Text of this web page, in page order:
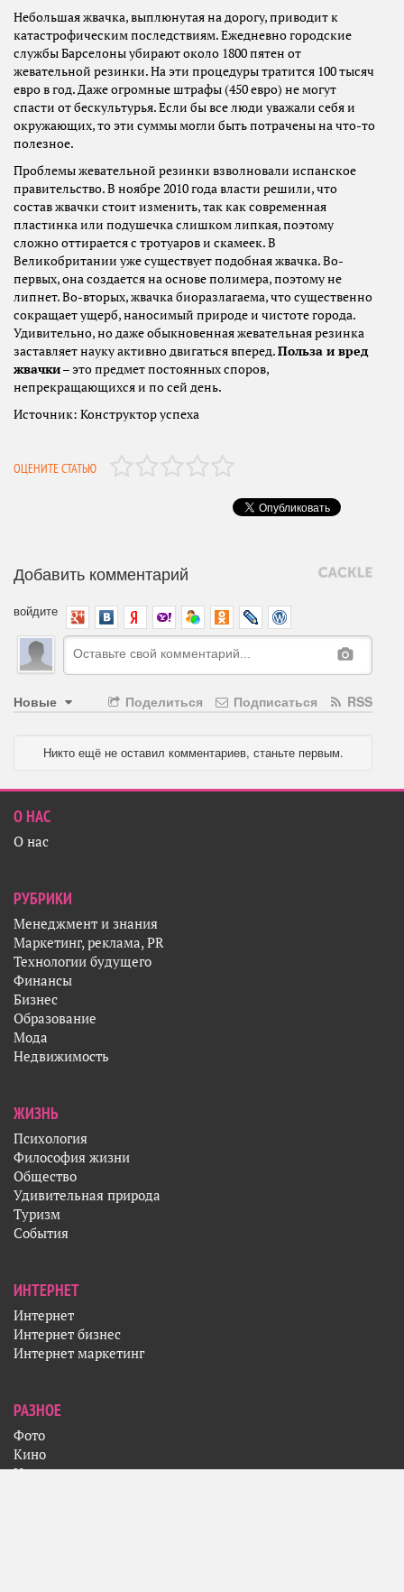
Небольшая жвачка, выплюнутая на дорогу, приводит к
катастрофическим последствиям. Ежедневно городские
службы Барселоны убирают около 1800 пятен от
жевательной резинки. На эти процедуры тратится 100 тысяч
евро в год. Даже огромные штрафы (450 евро) не могут
спасти от бескультурья. Если бы все люди уважали себя и
окружающих, то эти суммы могли быть потрачены на что-то
полезное.
Проблемы жевательной резинки взволновали испанское
правительство. В ноябре 2010 года власти решили, что
состав жвачки стоит изменить, так как современная
пластинка или подушечка слишком липкая, поэтому
сложно оттирается с тротуаров и скамеек. В
Великобритании уже существует подобная жвачка. Во-
первых, она создается на основе полимера, поэтому не
липнет. Во-вторых, жвачка биоразлагаема, что существенно
сокращает ущерб, наносимый природе и чистоте города.
Удивительно, но даже обыкновенная жевательная резинка
заставляет науку активно двигаться вперед.Польза и вред
жвачки– это предмет постоянных споров,
непрекращающихся и по сей день.
Источник: Конструктор успеха
ОЦЕНИТЕ СТАТЬЮ
Добавить комментарий
войдите
Новые RSS
Подписаться
Поделиться
Никто ещё не оставил комментариев, станьте первым.
О НАС
О нас
РУБРИКИ
Менеджмент и знания
Маркетинг, реклама, PR
Технологии будущего
Финансы
Бизнес
Образование
Мода
Недвижимость
ЖИЗНЬ
Психология
Философия жизни
Общество
Удивительная природа
Туризм
События
ИНТЕРНЕТ
Интернет
Интернет бизнес
Интернет маркетинг
РАЗНОЕ
Фото
Кино
Искусство